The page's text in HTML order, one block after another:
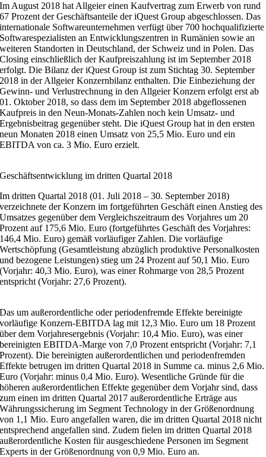
Im August 2018 hat Allgeier einen Kaufvertrag zum Erwerb von rund
67 Prozent der Geschäftsanteile der iQuest Group abgeschlossen. Das
internationale Softwareunternehmen verfügt über 700 hochqualifizierte
Softwarespezialisten an Entwicklungszentren in Rumänien sowie an
weiteren Standorten in Deutschland, der Schweiz und in Polen. Das
Closing einschließlich der Kaufpreiszahlung ist im September 2018
erfolgt. Die Bilanz der iQuest Group ist zum Stichtag 30. September
2018 in der Allgeier Konzernbilanz enthalten. Die Einbeziehung der
Gewinn- und Verlustrechnung in den Allgeier Konzern erfolgt erst ab
01. Oktober 2018, so dass dem im September 2018 abgeflossenen
Kaufpreis in den Neun-Monats-Zahlen noch kein Umsatz- und
Ergebnisbeitrag gegenüber steht. Die iQuest Group hat in den ersten
neun Monaten 2018 einen Umsatz von 25,5 Mio. Euro und ein
EBITDA von ca. 3 Mio. Euro erzielt.
Geschäftsentwicklung im dritten Quartal 2018
Im dritten Quartal 2018 (01. Juli 2018 – 30. September 2018)
verzeichnete der Konzern im fortgeführten Geschäft einen Anstieg des
Umsatzes gegenüber dem Vergleichszeitraum des Vorjahres um 20
Prozent auf 175,6 Mio. Euro (fortgeführtes Geschäft des Vorjahres:
146,4 Mio. Euro) gemäß vorläufiger Zahlen. Die vorläufige
Wertschöpfung (Gesamtleistung abzüglich produktive Personalkosten
und bezogene Leistungen) stieg um 24 Prozent auf 50,1 Mio. Euro
(Vorjahr: 40,3 Mio. Euro), was einer Rohmarge von 28,5 Prozent
entspricht (Vorjahr: 27,6 Prozent).
Das um außerordentliche oder periodenfremde Effekte bereinigte
vorläufige Konzern-EBITDA lag mit 12,3 Mio. Euro um 18 Prozent
über dem Vorjahresergebnis (Vorjahr: 10,4 Mio. Euro), was einer
bereinigten EBITDA-Marge von 7,0 Prozent entspricht (Vorjahr: 7,1
Prozent). Die bereinigten außerordentlichen und periodenfremden
Effekte betrugen im dritten Quartal 2018 in Summe ca. minus 2,6 Mio.
Euro (Vorjahr: minus 0,4 Mio. Euro). Wesentliche Gründe für die
höheren außerordentlichen Effekte gegenüber dem Vorjahr sind, dass
zum einen im dritten Quartal 2017 außerordentliche Erträge aus
Währungssicherung im Segment Technology in der Größenordnung
von 1,1 Mio. Euro angefallen waren, die im dritten Quartal 2018 nicht
entsprechend angefallen sind. Zudem fielen im dritten Quartal 2018
außerordentliche Kosten für ausgeschiedene Personen im Segment
Experts in der Größenordnung von 0,9 Mio. Euro an.